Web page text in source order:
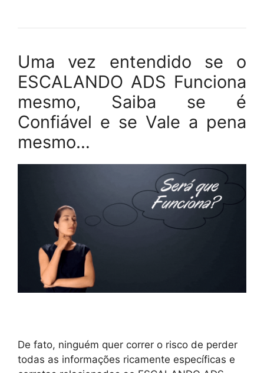
Uma vez entendido se o
ESCALANDO ADS Funciona
mesmo, Saiba se é
Confiável e se Vale a pena
mesmo…
De fato, ninguém quer correr o risco de perder
todas as informações ricamente específicas e